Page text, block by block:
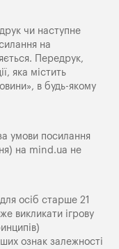
чи наступне
на
Передрук,
яка містить
в будь-якому
умови посилання
на mind.ua не
осіб старше 21
викликати ігрову
ознак залежності